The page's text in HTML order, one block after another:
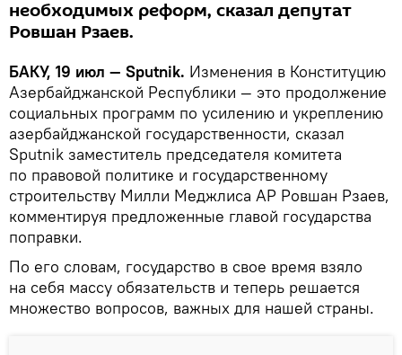
необходимых реформ, сказал депутат
Ровшан Рзаев.
БАКУ, 19 июл — Sputnik. Изменения в Конституцию
Азербайджанской Республики — это продолжение
социальных программ по усилению и укреплению
азербайджанской государственности, сказал
Sputnik заместитель председателя комитета
по правовой политике и государственному
строительству Милли Меджлиса АР Ровшан Рзаев,
комментируя предложенные главой государства
поправки.
По его словам, государство в свое время взяло
на себя массу обязательств и теперь решается
множество вопросов, важных для нашей страны.